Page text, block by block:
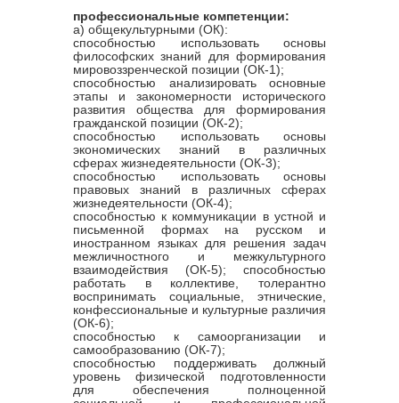
профессиональные компетенции:
а) общекультурными (ОК):
способностью использовать основы
философских знаний для формирования
мировоззренческой позиции (ОК-1);
способностью анализировать основные
этапы и закономерности исторического
развития общества для формирования
гражданской позиции (ОК-2);
способностью использовать основы
экономических знаний в различных
сферах жизнедеятельности (ОК-3);
способностью использовать основы
правовых знаний в различных сферах
жизнедеятельности (ОК-4);
способностью к коммуникации в устной и
письменной формах на русском и
иностранном языках для решения задач
межличностного и межкультурного
взаимодействия (ОК-5); способностью
работать в коллективе, толерантно
воспринимать социальные, этнические,
конфессиональные и культурные различия
(ОК-6);
способностью к самоорганизации и
самообразованию (ОК-7);
способностью поддерживать должный
уровень физической подготовленности
для обеспечения полноценной